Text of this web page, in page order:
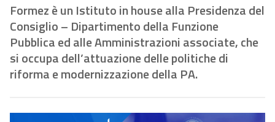
Formez è un Istituto in house alla Presidenza del
Consiglio – Dipartimento della Funzione
Pubblica ed alle Amministrazioni associate, che
si occupa dell’attuazione delle politiche di
riforma e modernizzazione della PA.